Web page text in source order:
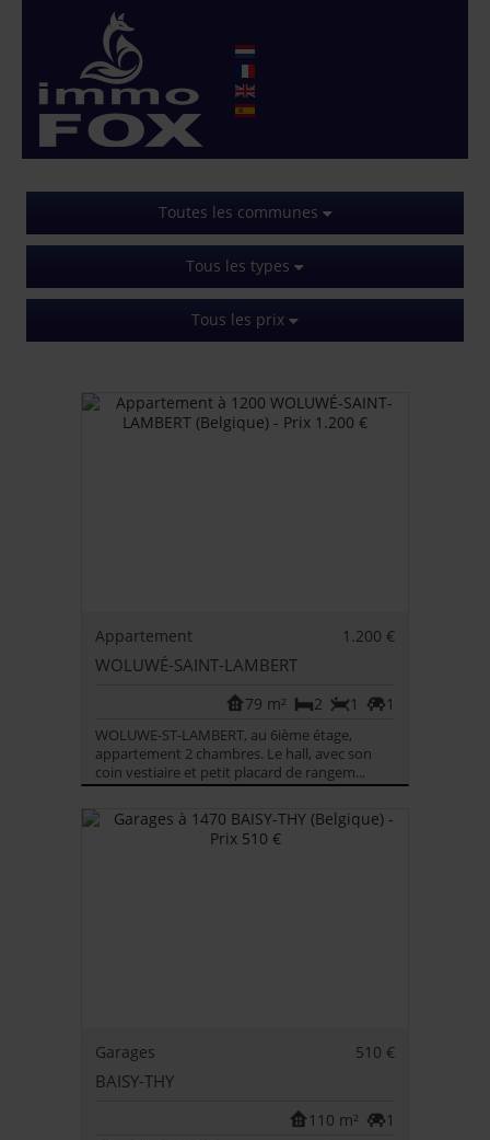
Toutes les communes
Tous les types
Tous les prix
Appartement 1.200 €
WOLUWÉ-SAINT-LAMBERT
1
1
2
79 m²
WOLUWE-ST-LAMBERT, au 6ième étage,
appartement 2 chambres. Le hall, avec son
coin vestiaire et petit placard de rangem...
Garages 510 €
BAISY-THY
1
110 m²